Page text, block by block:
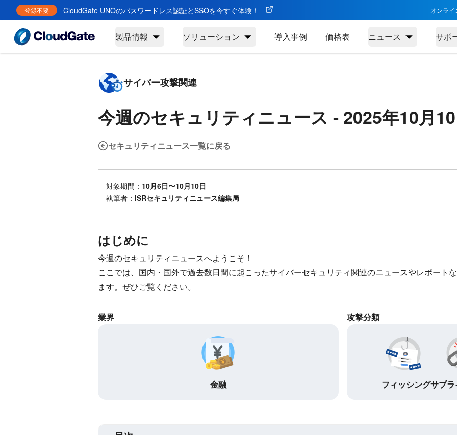
登録不要 CloudGate UNOのパスワードレス認証とSSOを今すぐ体験！ オンラ
製品情報 ソリューション 導入事例 価格表 ニュース サポ
サイバー攻撃関連
今週のセキュリティニュース - 2025年10月
セキュリティニュース一覧に戻る
対象期間： 10月6日〜10月10日
執筆者： ISRセキュリティニュース編集局
はじめに
今週のセキュリティニュースへようこそ！
ここでは、国内・国外で過去数日間に起こったサイバーセキュリティ関連のニュースやレポート
ます。ぜひご覧ください。
業界
金融
攻撃分類
フィッシングサプ